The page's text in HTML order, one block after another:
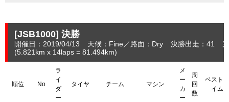
[JSB1000] 決勝
開催日：2019/04/13 天候：Fine 路面：Dry 決勝出走：41
(5.821 km x 14laps = 81.494km)
順位 No
ラ
イ
ダ
ー
タイヤ チーム マシン
メ
ー
カ
ー
周
回
数
ベストタ
イム